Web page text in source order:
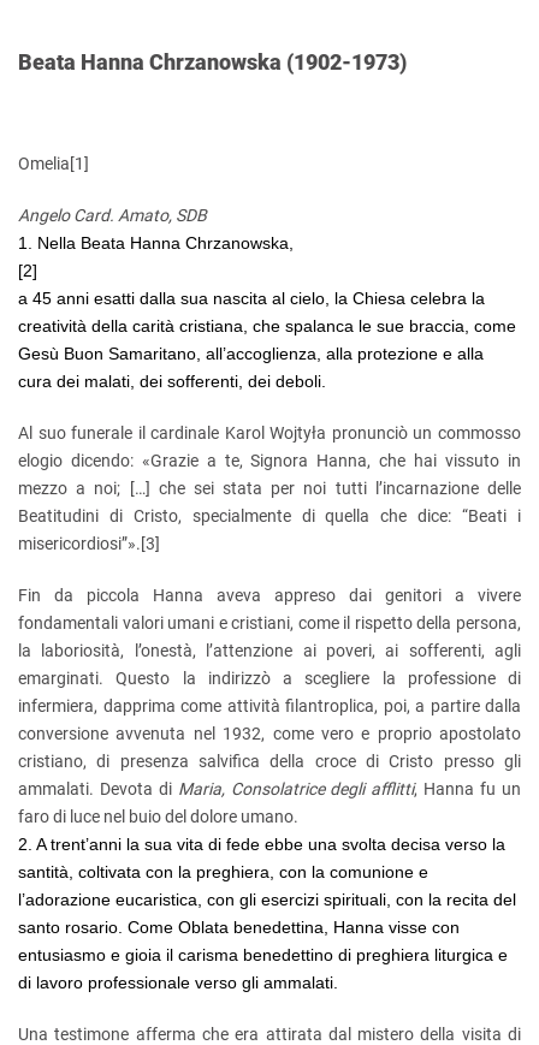
Beata Hanna Chrzanowska (1902-1973)
Omelia[1]
Angelo Card. Amato, SDB
1. Nella Beata Hanna Chrzanowska,
[2]
a 45 anni esatti dalla sua nascita al cielo, la Chiesa celebra la
creatività della carità cristiana, che spalanca le sue braccia, come
Gesù Buon Samaritano, all’accoglienza, alla protezione e alla
cura dei malati, dei sofferenti, dei deboli.
Al suo funerale il cardinale Karol Wojtyła pronunciò un commosso
elogio dicendo: «Grazie a te, Signora Hanna, che hai vissuto in
mezzo a noi; […] che sei stata per noi tutti l’incarnazione delle
Beatitudini di Cristo, specialmente di quella che dice: “Beati i
misericordiosi”».[3]
Fin da piccola Hanna aveva appreso dai genitori a vivere
fondamentali valori umani e cristiani, come il rispetto della persona,
la laboriosità, l’onestà, l’attenzione ai poveri, ai sofferenti, agli
emarginati. Questo la indirizzò a scegliere la professione di
infermiera, dapprima come attività filantroplica, poi, a partire dalla
conversione avvenuta nel 1932, come vero e proprio apostolato
cristiano, di presenza salvifica della croce di Cristo presso gli
ammalati. Devota di Maria, Consolatrice degli afflitti, Hanna fu un
faro di luce nel buio del dolore umano.
2. A trent’anni la sua vita di fede ebbe una svolta decisa verso la
santità, coltivata con la preghiera, con la comunione e
l’adorazione eucaristica, con gli esercizi spirituali, con la recita del
santo rosario. Come Oblata benedettina, Hanna visse con
entusiasmo e gioia il carisma benedettino di preghiera liturgica e
di lavoro professionale verso gli ammalati.
Una testimone afferma che era attirata dal mistero della visita di